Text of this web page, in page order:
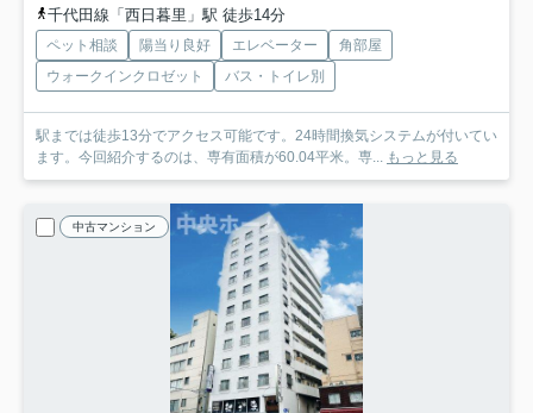
千代田線「西日暮里」駅 徒歩14分
ペット相談 陽当り良好 エレベーター
角部屋
ウォークインクロゼット
バス・トイレ別
駅までは徒歩13分でアクセス可能です。24時間換気システムが付いてい
ます。今回紹介するのは、専有面積が60.04平米。専... もっと見る
中古マンション